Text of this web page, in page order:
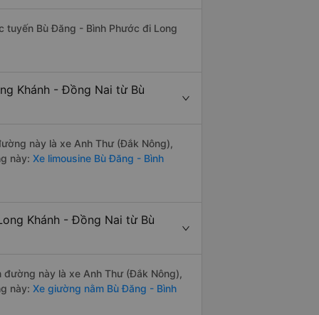
tuyến Bù Đăng - Bình Phước đi Long
Khánh - Đồng Nai từ Bù
này là xe Anh Thư (Đắk Nông),
này: Xe limousine Bù Đăng - Bình
Khánh - Đồng Nai từ Bù
này là xe Anh Thư (Đắk Nông),
này: Xe giường nằm Bù Đăng - Bình